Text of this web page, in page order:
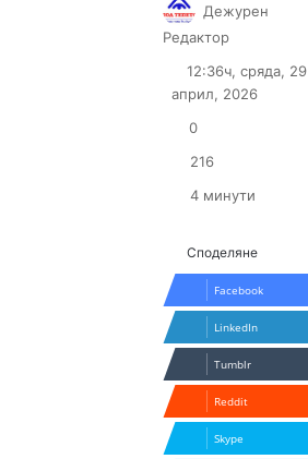
Дежурен
Редактор
X email
12:36ч, сряда, 29
април, 2026
0
216
4 минути
Споделяне
Facebook
LinkedIn
Tumblr
Reddit
Skype